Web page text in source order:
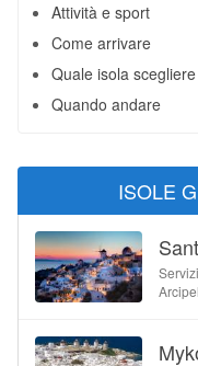
Attività e sport
Come arrivare
Quale isola scegliere
Quando andare
ISOLE